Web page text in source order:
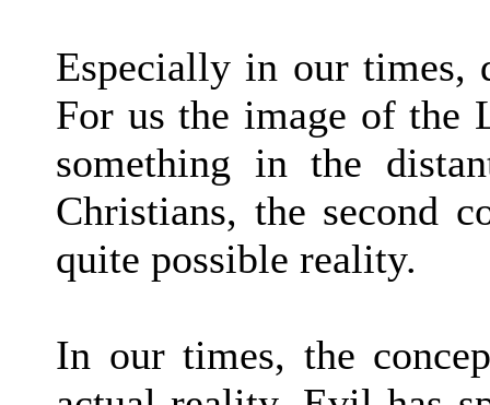
Especially in our times,
For us the image of the
something in the
Christians, the second
quite possible reality.
In our times, the